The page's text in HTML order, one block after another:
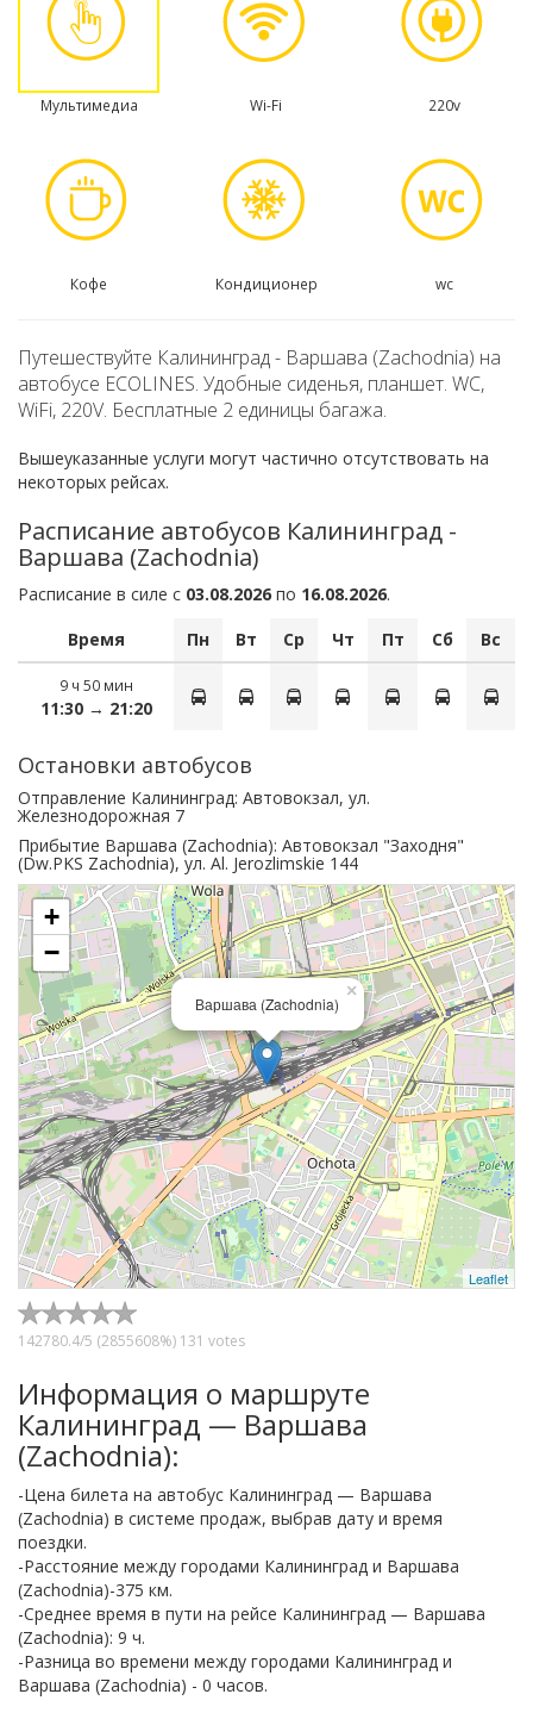
Мультимедиа Wi-Fi 220v
Кофе Кондиционер wc
Путешествуйте Калининград - Варшава (Zachodnia) на
автобусе ECOLINES. Удобные сиденья, планшет. WC,
WiFi, 220V. Бесплатные 2 единицы багажа.
Вышеуказанные услуги могут частично отсутствовать на
некоторых рейсах.
Расписание автобусов Калининград -
Варшава (Zachodnia)
Расписание в силе с 03.08.2026 по 16.08.2026.
Время
Пн Вт Ср Чт Пт Сб Вс
9 ч 50 мин
11:30→ 21:20
Остановки aвтобусов
Отправление Калининград: Автовокзал, ул.
Железнодорожная 7
Прибытие Варшава (Zachodnia): Автовокзал "Заходня"
(Dw.PKS Zachodnia), ул. Al. Jerozlimskie 144
Варшава (Zachodnia)
×
+
−
Leaflet
142780.4/5 (2855608%) 131 votes
Информация о маршруте
Калининград — Варшава
(Zachodnia):
-Цена билета на автобус Калининград — Варшава
(Zachodnia) в системе продаж, выбрав дату и время
поездки.
-Расстояние между городами Калининград и Варшава
(Zachodnia)-375 км.
-Среднее время в пути на рейсе Калининград — Варшава
(Zachodnia): 9 ч.
-Разница во времени между городами Калининград и
Варшава (Zachodnia) - 0 часов.